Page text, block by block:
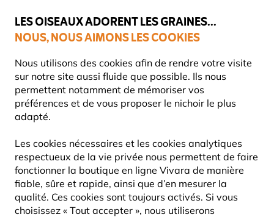
LES OISEAUX ADORENT LES GRAINES...
NOUS, NOUS AIMONS LES COOKIES
Nous utilisons des cookies afin de rendre votre visite
sur notre site aussi fluide que possible. Ils nous
permettent notamment de mémoriser vos
préférences et de vous proposer le nichoir le plus
adapté.
Les cookies nécessaires et les cookies analytiques
respectueux de la vie privée nous permettent de faire
fonctionner la boutique en ligne Vivara de manière
fiable, sûre et rapide, ainsi que d’en mesurer la
qualité. Ces cookies sont toujours activés. Si vous
choisissez « Tout accepter », nous utiliserons
catégories.
Livraison express gratuite dès 59 €
Nourriture Pour Oiseaux
BOULES DE GRAISSE
Les boules de graisse sont une source denourriture
hautement nutritive et énergétiquepour les oiseaux
de jardin. Composées d Lire La Suite